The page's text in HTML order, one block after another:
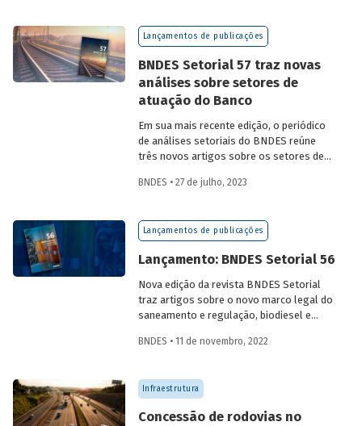
Lançamentos de publicações
BNDES Setorial 57 traz novas
análises sobre setores de
atuação do Banco
Em sua mais recente edição, o periódico
de análises setoriais do BNDES reúne
três novos artigos sobre os setores de
defesa. Saiba mais e acesse os estudos
BNDES • 27 de julho, 2023
Lançamentos de publicações
Lançamento: BNDES Setorial 56
Nova edição da revista BNDES Setorial
traz artigos sobre o novo marco legal do
saneamento e regulação, biodiesel e
leasing de aeronaves no setor de
BNDES • 11 de novembro, 2022
Infraestrutura
Concessão de rodovias no